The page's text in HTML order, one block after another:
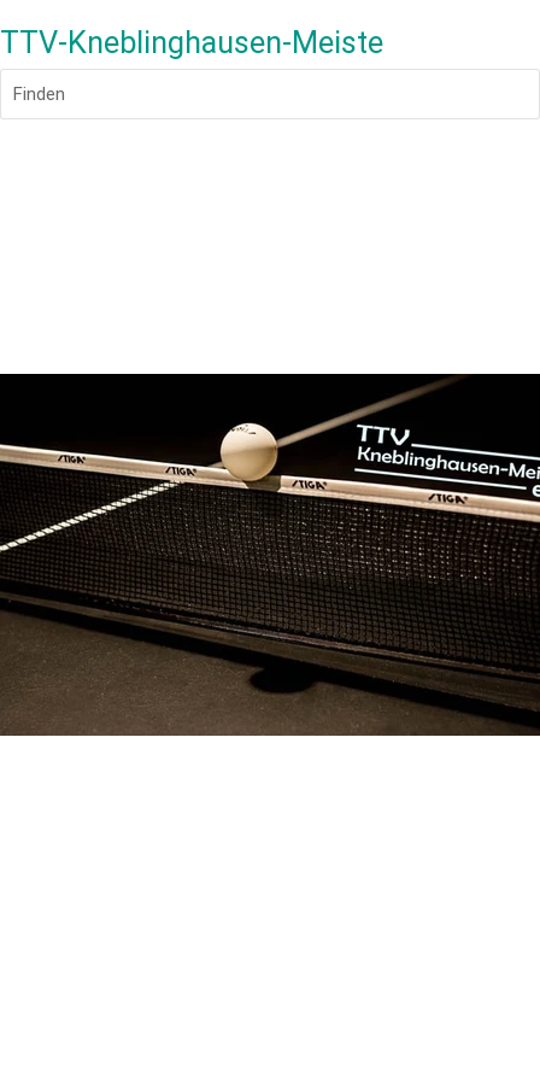
TTV-Kneblinghausen-Meiste
Finden